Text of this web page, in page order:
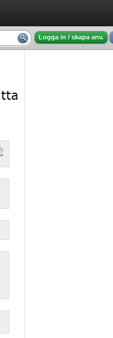
Logga in / skapa anv.